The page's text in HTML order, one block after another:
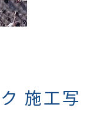
施工写